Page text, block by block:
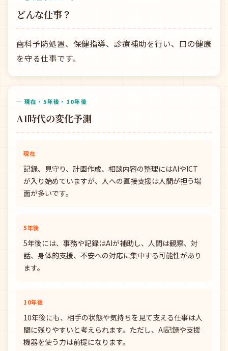
どんな仕事？
歯科予防処置、保健指導、診療補助を行い、口の健康
を守る仕事です。
— 現在・5年後・10年後
AI時代の変化予測
現在
記録、見守り、計画作成、相談内容の整理にはAIやICT
が入り始めていますが、人への直接支援は人間が担う場
面が多いです。
5年後
5年後には、事務や記録はAIが補助し、人間は観察、対
話、身体的支援、不安への対応に集中する可能性があり
ます。
10年後
10年後にも、相手の状態や気持ちを見て支える仕事は人
間に残りやすいと考えられます。ただし、AI記録や支援
機器を使う力は前提になります。